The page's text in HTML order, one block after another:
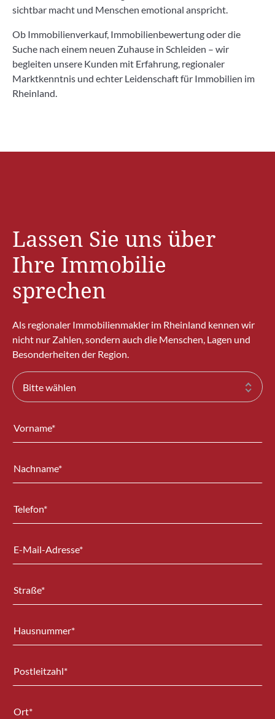
sichtbar macht und Menschen emotional anspricht.
Ob Immobilienverkauf, Immobilienbewertung oder die
Suche nach einem neuen Zuhause in Schleiden – wir
begleiten unsere Kunden mit Erfahrung, regionaler
Marktkenntnis und echter Leidenschaft für Immobilien im
Rheinland.
Lassen Sie uns über
Ihre Immobilie
sprechen
Als regionaler Immobilienmakler im Rheinland kennen wir
nicht nur Zahlen, sondern auch die Menschen, Lagen und
Besonderheiten der Region.
Bitte wählen